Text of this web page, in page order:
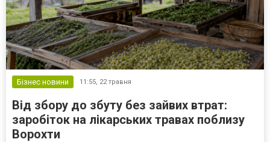
Бізнес новини 11:55, 22 травня
Від збору до збуту без зайвих втрат:
заробіток на лікарських травах поблизу
Ворохти